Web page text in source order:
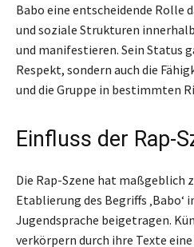
Babo eine entscheidende Rolle
und soziale Strukturen
und manifestieren. Sein Status
Respekt, sondern auch die
und die Gruppe in bestimmten
Einfluss der Rap-
Die Rap-Szene hat maßgeblich
Etablierung des Begriffs ‚Babo‘
Jugendsprache beigetragen.
verkörpern durch ihre Texte